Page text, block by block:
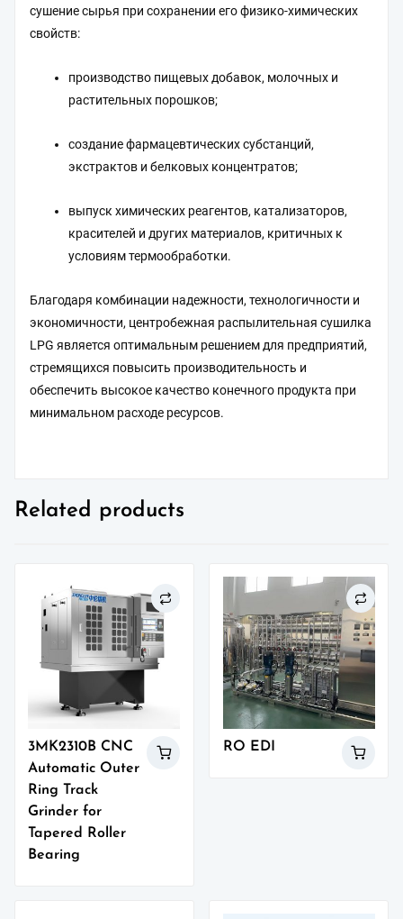
сушение сырья при сохранении его физико-химических
свойств:
производство пищевых добавок, молочных и
растительных порошков;
создание фармацевтических субстанций,
экстрактов и белковых концентратов;
выпуск химических реагентов, катализаторов,
красителей и других материалов, критичных к
условиям термообработки.
Благодаря комбинации надежности, технологичности и
экономичности, центробежная распылительная сушилка
LPG является оптимальным решением для предприятий,
стремящихся повысить производительность и
обеспечить высокое качество конечного продукта при
минимальном расходе ресурсов.
Related products
3MK2310B CNC
Automatic Outer
Ring Track
Grinder for
Tapered Roller
Bearing
RO EDI